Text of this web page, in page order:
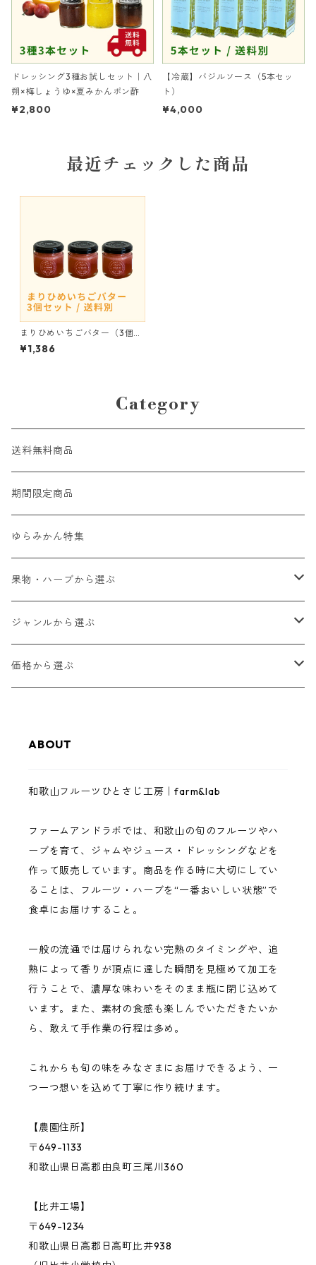
ドレッシング3種お試しセット｜八
朔×梅しょうゆ×夏みかんポン酢
¥2,800
【冷蔵】バジルソース（5本セッ
ト）
¥4,000
最近チェックした商品
まりひめいちごバター（3個セ
ット）
¥1,386
Category
送料無料商品
期間限定商品
ゆらみかん特集
果物・ハーブから選ぶ
ゆらみかん
甘夏
レモン
南高梅
まりひめいちご
バジル
ジャンルから選ぶ
和歌山フルーツジャム
ゼリー・スムージーゼリー
ジュース
調味料（ドレッシング・バジルソース）
価格から選ぶ
3,000円以下
5,000円以下
10,000円以下
ABOUT
和歌山フルーツひとさじ工房｜farm&lab
ファームアンドラボでは、和歌山の旬のフルーツやハ
ーブを育て、ジャムやジュース・ドレッシングなどを
作って販売しています。商品を作る時に大切にしてい
ることは、フルーツ・ハーブを“一番おいしい状態”で
食卓にお届けすること。
一般の流通では届けられない完熟のタイミングや、追
熟によって香りが頂点に達した瞬間を見極めて加工を
行うことで、濃厚な味わいをそのまま瓶に閉じ込めて
います。また、素材の食感も楽しんでいただきたいか
ら、敢えて手作業の行程は多め。
これからも旬の味をみなさまにお届けできるよう、一
つ一つ想いを込めて丁寧に作り続けます。
【農園住所】
〒649-1133
和歌山県日高郡由良町三尾川360
【比井工場】
〒649-1234
和歌山県日高郡日高町比井938